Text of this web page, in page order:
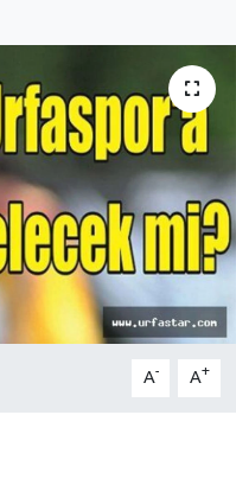
A- A+